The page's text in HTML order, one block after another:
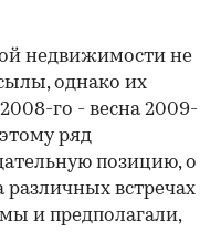
недвижимости не
однако их
го - весна 2009-
ряд
позицию, о
встречах
и предполагали,